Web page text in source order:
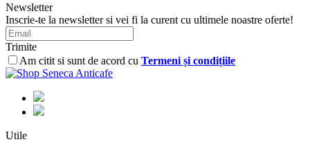
Newsletter
Inscrie-te la newsletter si vei fi la curent cu ultimele noastre oferte!
Trimite
Am citit si sunt de acord cu Termeni și condițiile
Utile